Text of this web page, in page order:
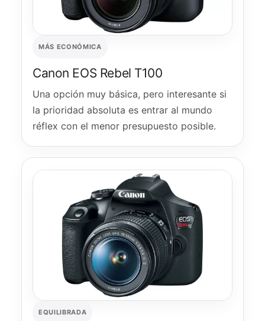
MÁS ECONÓMICA
Canon EOS Rebel T100
Una opción muy básica, pero interesante si
la prioridad absoluta es entrar al mundo
réflex con el menor presupuesto posible.
EQUILIBRADA